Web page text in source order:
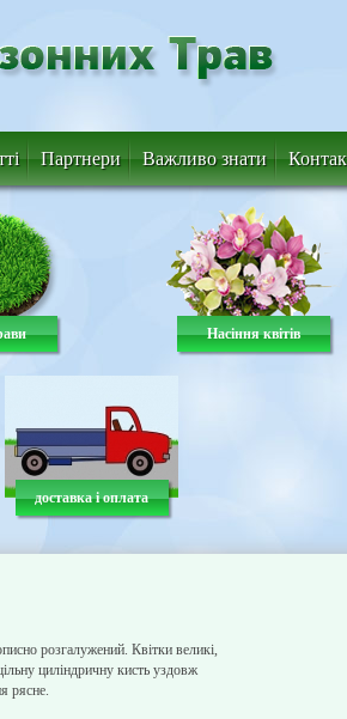
Партнери Важливо знати
Насіння квітів
доставка і оплата
розгалужений. Квітки великі,
циліндричну кисть уздовж
рясне.